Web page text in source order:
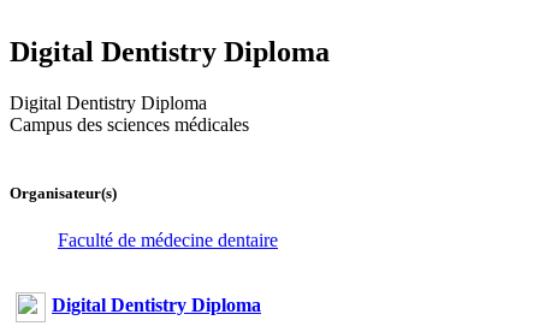
Digital Dentistry Diploma
Digital Dentistry Diploma
Campus des sciences médicales
Organisateur(s)
Faculté de médecine dentaire
Digital Dentistry Diploma